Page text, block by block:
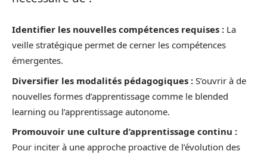
Identifier les nouvelles compétences requises : La
veille stratégique permet de cerner les compétences
émergentes.
Diversifier les modalités pédagogiques : S’ouvrir à de
nouvelles formes d’apprentissage comme le blended
learning ou l’apprentissage autonome.
Promouvoir une culture d’apprentissage continu :
Pour inciter à une approche proactive de l’évolution des